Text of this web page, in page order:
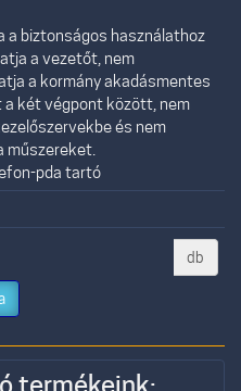
a biztonságos használathoz
a vezetőt, nem
a kormány akadásmentes
két végpont között, nem
és nem
műszereket.
pda tartó
db